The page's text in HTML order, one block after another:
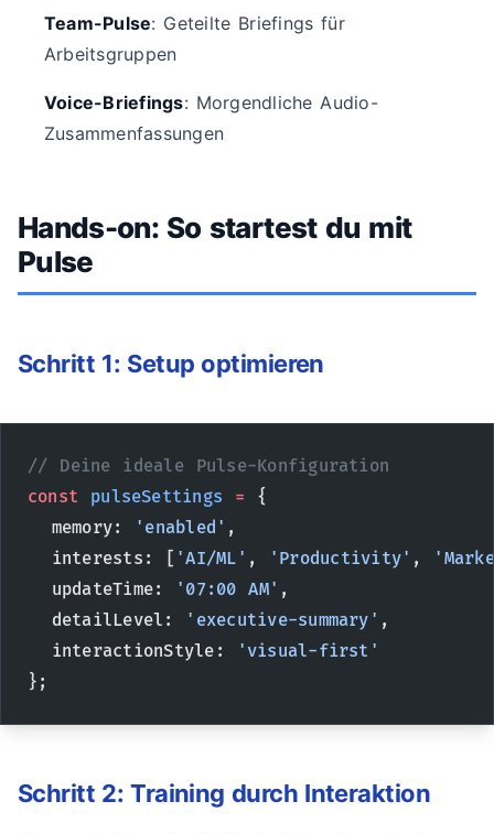
Team-Pulse: Geteilte Briefings für
Arbeitsgruppen
Voice-Briefings: Morgendliche Audio-
Zusammenfassungen
Hands-on: So startest du mit
Pulse
Schritt 1: Setup optimieren
// Deine ideale Pulse-Konfiguration
const pulseSettings = {
  memory:
'enabled' ,
  interests: [
'AI/ML' , 'Productivity' ,
  updateTime:
'07:00 AM' ,
  detailLevel:
'executive-summary' ,
  interactionStyle:
'visual-first'
};
Schritt 2: Training durch Interaktion